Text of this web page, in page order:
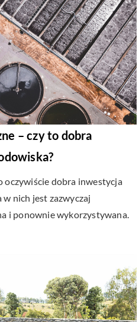
– czy to dobra
oczywiście dobra inwestycja
nich jest zazwyczaj
i ponownie wykorzystywana.